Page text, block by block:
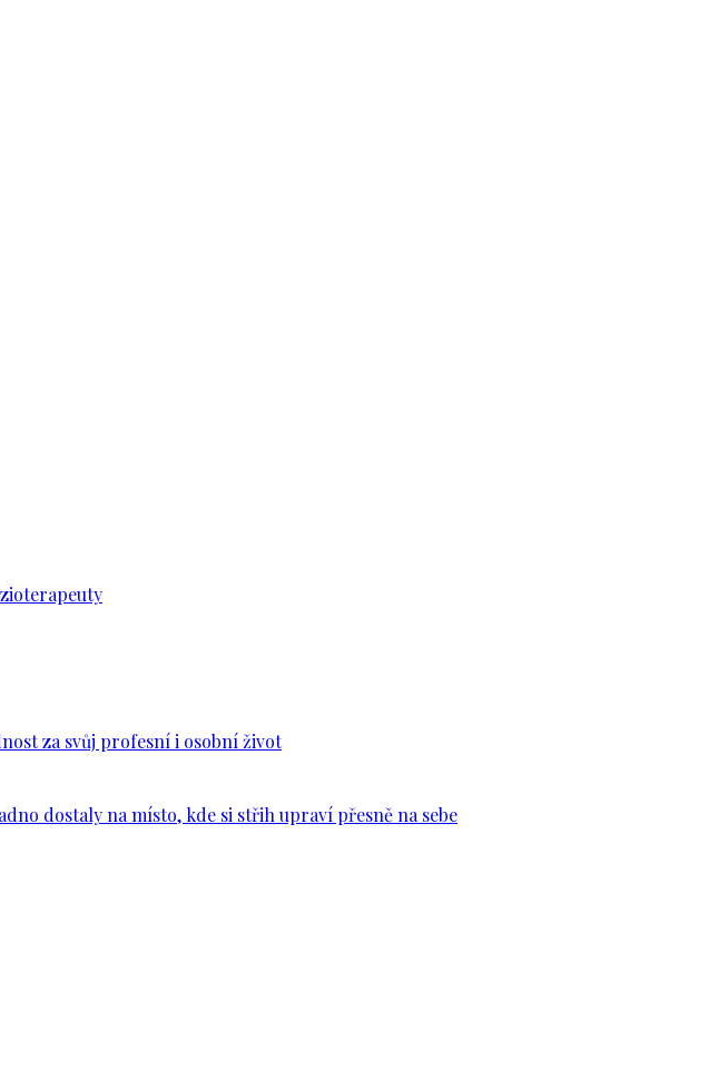
za svůj profesní i osobní život
dostaly na místo, kde si střih upraví přesně na sebe